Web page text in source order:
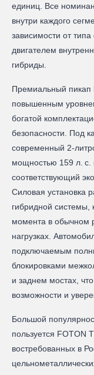
единиц. Все
внутри каждого
зависимости от
двигателем
гибриды.
Премиальный пикап
повышенным
богатой
безопасности. Под
современный 2-
мощностью 159 л. с.
соответствующий
Силовая установка
гибридной системы,
момента в обычном
нагрузках.
подключаемым
блокировками
и заднем мостах,
возможности и
Большой
пользуется FOTON
востребованных в